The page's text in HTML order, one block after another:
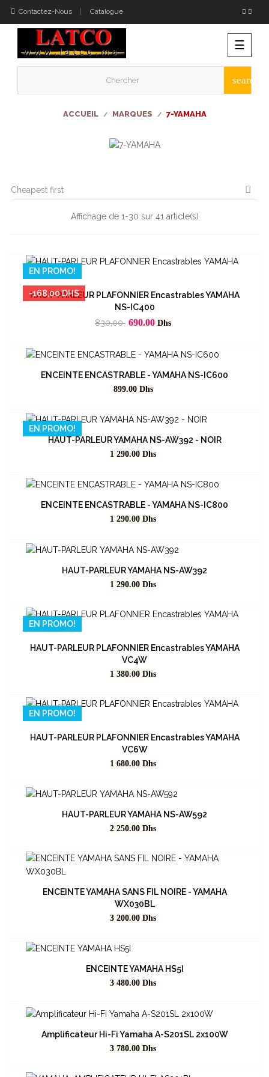
Contactez-Nous Catalogue
la
☰
search
ACCUEIL MARQUES 7-YAMAHA
AUDIOCONFERENCE / CONF. CALL
1
AUDIOVISUEL
Cheapest first 
Affichage de 1-30 sur 41 article(s)
EN PROMO!
-168,00 DHS
HAUT-PARLEUR PLAFONNIER Encastrables YAMAHA
NS-IC400
Prix
830,00 Prix
690.00 Dhs
ENCEINTE ENCASTRABLE - YAMAHA NS-IC600
Prix
899.00 Dhs
EN PROMO!
HAUT-PARLEUR YAMAHA NS-AW392 - NOIR
Prix
1 290.00 Dhs
ENCEINTE ENCASTRABLE - YAMAHA NS-IC800
Prix
1 290.00 Dhs
HAUT-PARLEUR YAMAHA NS-AW392
Prix
1 290.00 Dhs
EN PROMO!
HAUT-PARLEUR PLAFONNIER Encastrables YAMAHA
VC4W
Prix
1 380.00 Dhs
EN PROMO!
HAUT-PARLEUR PLAFONNIER Encastrables YAMAHA
VC6W
Prix
1 680.00 Dhs
HAUT-PARLEUR YAMAHA NS-AW592
Prix
2 250.00 Dhs
ENCEINTE YAMAHA SANS FIL NOIRE - YAMAHA
WX030BL
Prix
3 200.00 Dhs
ENCEINTE YAMAHA HS5I
Prix
3 480.00 Dhs
Amplificateur Hi-Fi Yamaha A-S201SL 2x100W
Prix
3 780.00 Dhs